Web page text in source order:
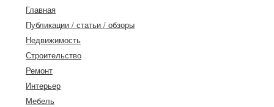
Главная
Публикации / статьи / обзоры
Недвижимость
Строительство
Ремонт
Интерьер
Мебель